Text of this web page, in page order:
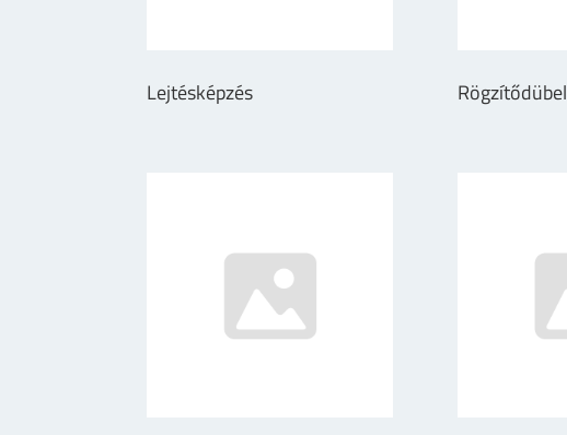
Lejtésképzés Rögzítődübel